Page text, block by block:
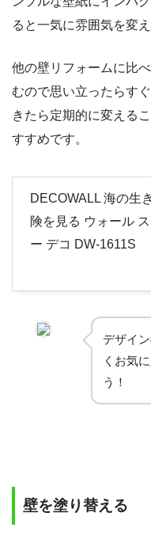
ると一気に雰囲気を変
他の壁リフォームに比
むので思い立ったらす
きたら定期的に変える
すすめです。
DECOWALL 海の生
険を見る ウォール
ー デコ DW-1611S
デザイ
くお気
う！
壁を塗り替える